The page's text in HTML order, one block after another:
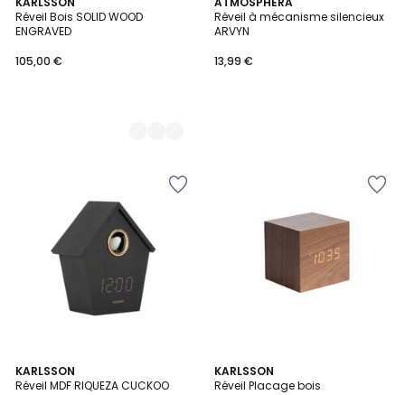
Réveil Bois SOLID WOOD
ENGRAVED
105,00 €
2
Couleurs
Réveil à mécanisme silencieux
ARVYN
13,99 €
KARLSSON
Réveil MDF RIQUEZA CUCKOO
3
Couleurs
KARLSSON
Réveil Placage bois
3
/
2
Couleurs